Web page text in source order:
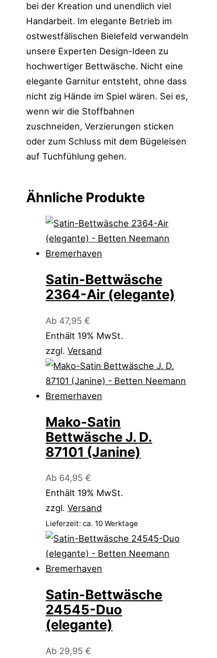
bei der Kreation und unendlich viel
Handarbeit. Im elegante Betrieb im
ostwestfälischen Bielefeld verwandeln
unsere Experten Design-Ideen zu
hochwertiger Bettwäsche. Nicht eine
elegante Garnitur entsteht, ohne dass
nicht zig Hände im Spiel wären. Sei es,
wenn wir die Stoffbahnen
zuschneiden, Verzierungen sticken
oder zum Schluss mit dem Bügeleisen
auf Tuchfühlung gehen.
Ähnliche Produkte
Satin-Bettwäsche
2364-Air (elegante)
Ab 47,95€
Enthält 19% MwSt.
zzgl.Versand
Mako-Satin
Bettwäsche J. D.
87101 (Janine)
Ab 64,95€
Enthält 19% MwSt.
zzgl.Versand
Lieferzeit: ca. 10 Werktage
Satin-Bettwäsche
24545-Duo
(elegante)
Ab 29,95€